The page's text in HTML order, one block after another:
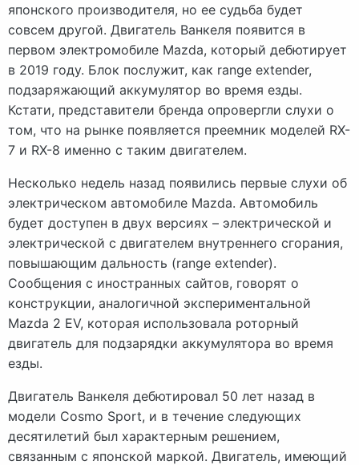
японского производителя, но ее судьба будет
совсем другой. Двигатель Ванкеля появится в
первом электромобиле Mazda, который дебютирует
в 2019 году. Блок послужит, как range extender,
подзаряжающий аккумулятор во время езды.
Кстати, представители бренда опровергли слухи о
том, что на рынке появляется преемник моделей RX-
7 и RX-8 именно с таким двигателем.
Несколько недель назад появились первые слухи об
электрическом автомобиле Mazda. Автомобиль
будет доступен в двух версиях – электрической и
электрической с двигателем внутреннего сгорания,
повышающим дальность (range extender).
Сообщения с иностранных сайтов, говорят о
конструкции, аналогичной экспериментальной
Mazda 2 EV, которая использовала роторный
двигатель для подзарядки аккумулятора во время
езды.
Двигатель Ванкеля дебютировал 50 лет назад в
модели Cosmo Sport, и в течение следующих
десятилетий был характерным решением,
связанным с японской маркой. Двигатель, имеющий